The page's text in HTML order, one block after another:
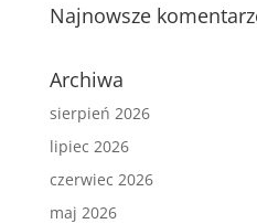
Najnowsze
Archiwa
sierpień 2026
lipiec 2026
czerwiec 2026
maj 2026